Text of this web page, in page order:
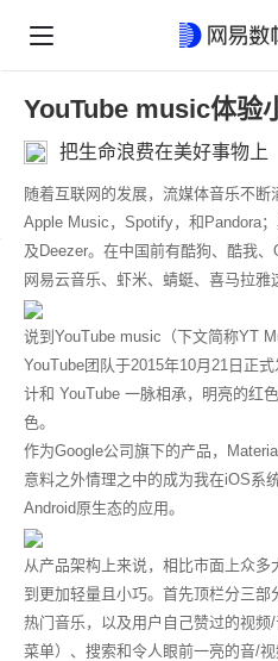
YouTube music体验
把生命浪费在美好事物上
随着互联网的发展，流媒体音乐不
Apple Music，Spotify，和Pandora
及Deezer。在中国前有酷狗、酷我
网易云音乐、虾米、蜻蜓、喜马拉雅
说到 YouTube music（下文简称YT
YouTube团队于2015年10月21日正
计和 YouTube 一脉相承，明亮的红
色。
作为Google公司旗下的产品 ，
意料之外情理之中的成为我在iOS系
Android原生态的应用。
从产品架构上来说，相比市面上众
到更加轻量且小巧。首先顶栏分三
热门音乐，以及用户自己赞过的视
菜单）、搜索和令人眼前一亮的音/视